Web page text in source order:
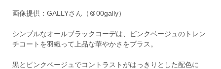
画像提供：GALLYさん（＠00gally）
シンプルなオールブラックコーデは、ピンクベージュのトレン
チコートを羽織って上品な華やかさをプラス。
黒とピンクベージュでコントラストがはっきりとした配色に